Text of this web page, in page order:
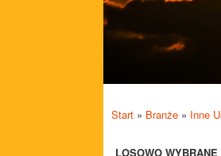
Start » Branże » Inne
LOSOWO WYBRANE